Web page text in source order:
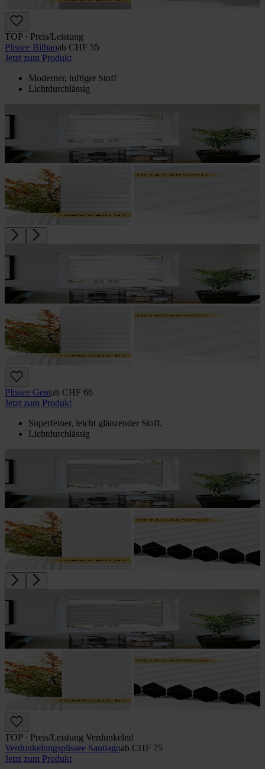
TOP · Preis/Leistung
Plissee Bilbaoab CHF 55
Jetzt zum Produkt
Moderner, luftiger Stoff
Lichtdurchlässig
Plissee Gentab CHF 66
Jetzt zum Produkt
Superfeiner, leicht glänzender Stoff.
Lichtdurchlässig
TOP · Preis/Leistung Verdunkelnd
Verdunkelungs­plissee Santiagoab CHF 75
Jetzt zum Produkt